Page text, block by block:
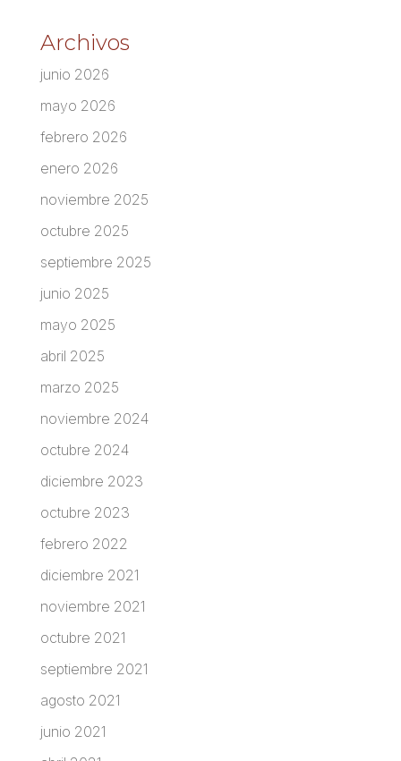
Archivos
junio 2026
mayo 2026
febrero 2026
enero 2026
noviembre 2025
octubre 2025
septiembre 2025
junio 2025
mayo 2025
abril 2025
marzo 2025
noviembre 2024
octubre 2024
diciembre 2023
octubre 2023
febrero 2022
diciembre 2021
noviembre 2021
octubre 2021
septiembre 2021
agosto 2021
junio 2021